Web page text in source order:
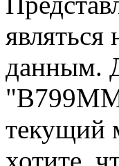
данным.
текущий